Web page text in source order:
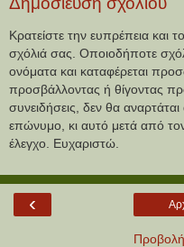
Κρατείστε την ευπρέπεια και
σχόλιά σας. Οποιοδήποτε
ονόματα και καταφέρεται
προσβάλλοντας ή θίγοντας
συνειδήσεις, δεν θα αναρτάται
επώνυμο, κι αυτό μετά από
έλεγχο. Ευχαριστώ.
‹